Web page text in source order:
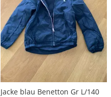
Jacke blau Benetton Gr L/140